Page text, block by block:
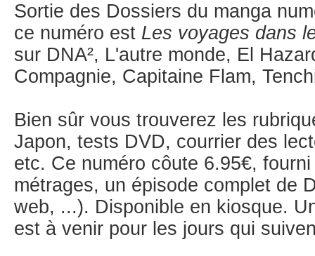
Sortie des Dossiers du manga
ce numéro est Les voyages dans
sur DNA², L'autre monde, El
Compagnie, Capitaine Flam,
Bien sûr vous trouverez les
Japon, tests DVD, courrier des
etc. Ce numéro côute 6.95€,
métrages, un épisode complet de
web, ...). Disponible en kiosque.
est à venir pour les jours qui